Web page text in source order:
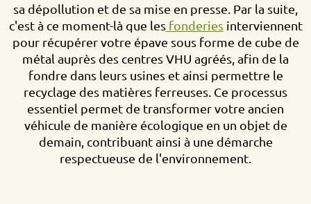
sa dépollution et de sa mise en presse. Par la suite,
c'est à ce moment-là que lesfonderiesinterviennent
pour récupérer votre épave sous forme de cube de
métal auprès des centres VHU agréés, afin de la
fondre dans leurs usines et ainsi permettre le
recyclage des matières ferreuses. Ce processus
essentiel permet de transformer votre ancien
véhicule de manière écologique en un objet de
demain, contribuant ainsi à une démarche
respectueuse de l'environnement.